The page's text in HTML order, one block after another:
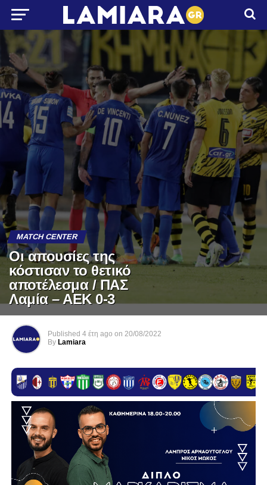
MATCH CENTER
Οι απουσίες της
κόστισαν το θετικό
αποτέλεσμα / ΠΑΣ
Λαμία – ΑΕΚ 0-3
Published 4 έτη ago on 20/08/2022
By Lamiara